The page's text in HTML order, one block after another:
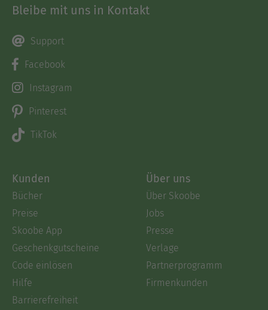
Bleibe mit uns in Kontakt
Support
Facebook
Instagram
Pinterest
TikTok
Kunden
Bücher
Preise
Skoobe App
Geschenkgutscheine
Code einlösen
Hilfe
Barrierefreiheit
Über uns
Über Skoobe
Jobs
Presse
Verlage
Partnerprogramm
Firmenkunden